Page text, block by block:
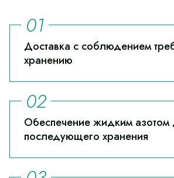
Доставка с соблюдением
хранению
Обеспечение жидким азотом
последующего хранения